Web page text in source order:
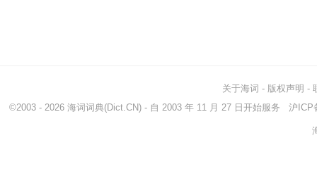
关于海词 - 版权声明 -
©2003 - 2026 海词词典(Dict.CN) - 自 2003 年 11 月 27 日开始服务 沪ICP